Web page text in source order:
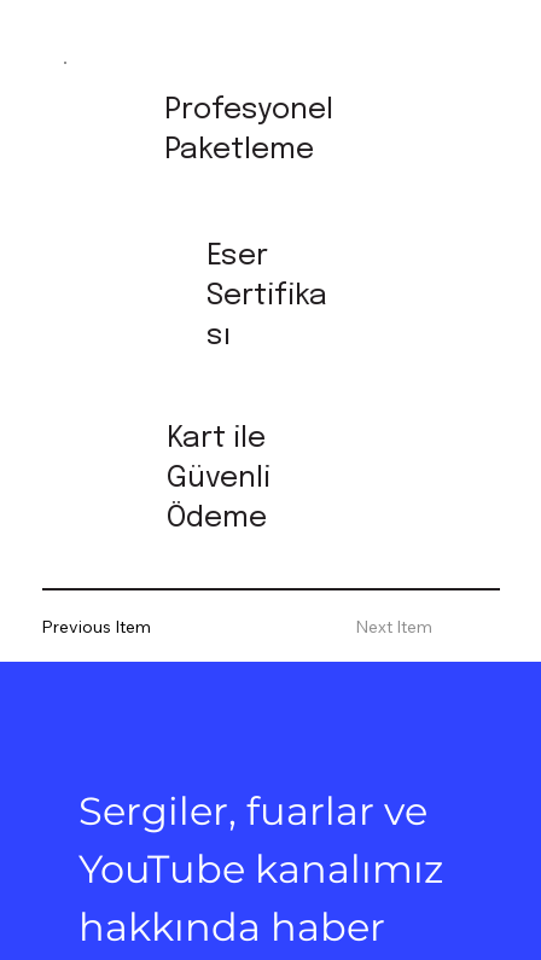
Profesyonel
Paketleme
Eser
Sertifika
sı
Kart ile
Güvenli
Ödeme
Previous Item Next Item
Sergiler, fuarlar ve
YouTube kanalımız
hakkında haber